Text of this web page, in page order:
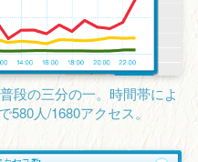
段の三分の一。時間帯によ
人/1680アクセス。